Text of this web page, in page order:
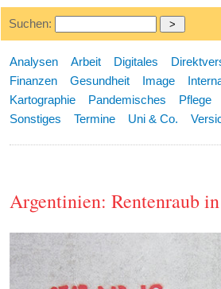
Suchen:
Analysen Arbeit Digitales
Finanzen
Gesundheit Image
Kartographie
Pandemisches Pflege
Sonstiges
Termine Uni & Co.
Argentinien: Rentenraub